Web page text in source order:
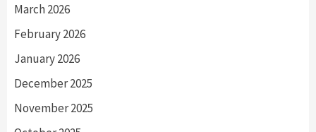
March 2026
February 2026
January 2026
December 2025
November 2025